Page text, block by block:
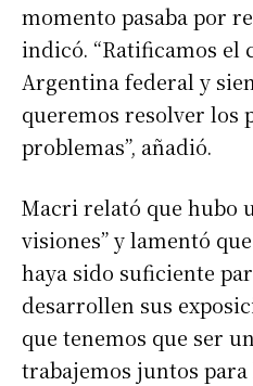
momento pasaba por
indicó. “Ratificamos el
Argentina federal y
queremos resolver los
problemas”, añadió.
Macri relató que hubo
visiones” y lamentó
haya sido suficiente
desarrollen sus
que tenemos que ser
trabajemos juntos